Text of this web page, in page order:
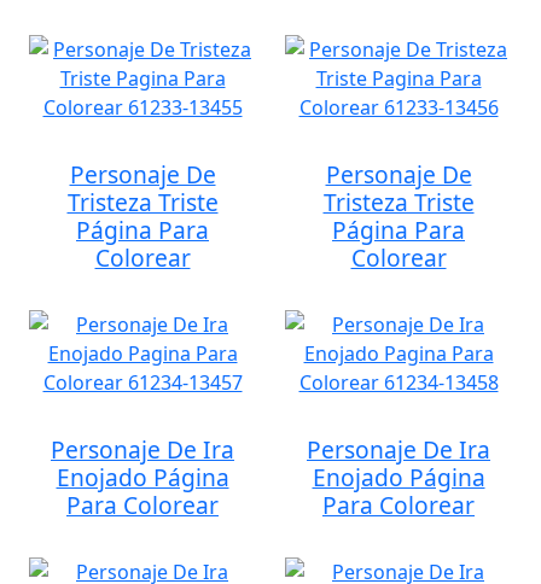
Personaje De
Tristeza Triste
Página Para
Colorear
Personaje De
Tristeza Triste
Página Para
Colorear
Personaje De Ira
Enojado Página
Para Colorear
Personaje De Ira
Enojado Página
Para Colorear